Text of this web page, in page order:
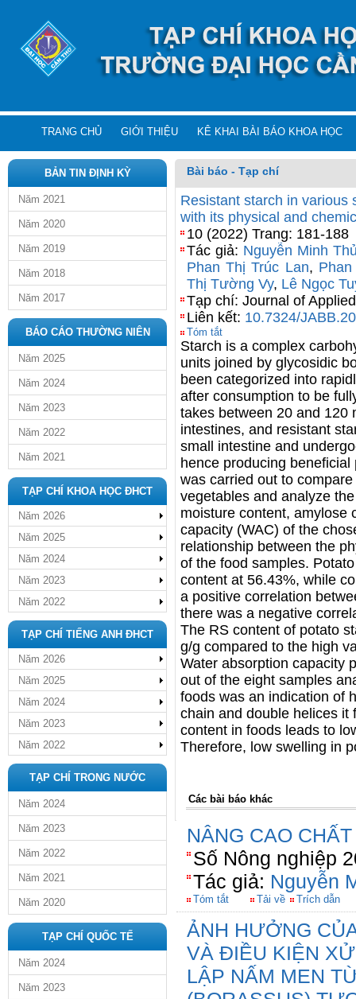
TRANG CHỦ GIỚI THIỆU KÊ KHAI BÀI BÁO KHOA HỌC
BẢN TIN ĐỊNH KỲ
Năm 2021
Năm 2020
Năm 2019
Năm 2018
Năm 2017
BÁO CÁO THƯỜNG NIÊN
Năm 2025
Năm 2024
Năm 2023
Năm 2022
Năm 2021
TẠP CHÍ KHOA HỌC ĐHCT
Năm 2026
Năm 2025
Năm 2024
Năm 2023
Năm 2022
TẠP CHÍ TIẾNG ANH ĐHCT
Năm 2026
Năm 2025
Năm 2024
Năm 2023
Năm 2022
TẠP CHÍ TRONG NƯỚC
Năm 2024
Năm 2023
Năm 2022
Năm 2021
Năm 2020
TẠP CHÍ QUỐC TẾ
Năm 2024
Năm 2023
Bài báo - Tạp chí
Resistant starch in various
with its physical and
10 (2022) Trang: 181-188
Tác giả: Nguyễn Minh
Phan Thị Trúc Lan,
Thị Tường Vy, Lê Ngọc
Tạp chí: Journal of
Liên kết: 10.7324/
Tóm tắt
Starch is a complex
units joined by glycosidic
been categorized into
after consumption to be
takes between 20 and 120
intestines, and resistant
small intestine and
hence producing
was carried out to
vegetables and analyze
moisture content, amylose
capacity (WAC) of the
relationship between the
of the food samples.
content at 56.43%, while
a positive correlation
there was a negative
The RS content of potato
g/g compared to the high
Water absorption capacity
out of the eight samples
foods was an indication of
chain and double helices it
content in foods leads to
Therefore, low swelling in
Các bài báo khác
NÂNG CAO
Số Nông nghiệp
Tác giả: Nguyễn
Tóm tắt Tải về Trích dẫn
ẢNH HƯỞNG
VÀ ĐIỀU KIỆN
LẬP NẤM MEN